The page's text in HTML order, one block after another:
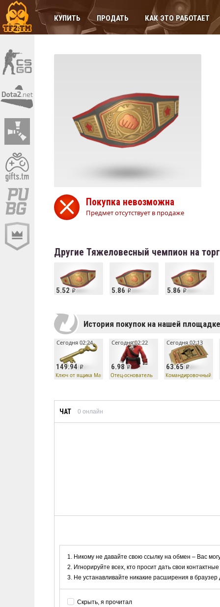
КУПИТЬ ПРОДАТЬ КАК ЭТО РАБОТАЕТ
Покупка невозможна
Предмет отсутствует в продаже
Другие Тяжеловесный чемпион на
5.52 5.86 5.86
История покупок на нашей площадке
149.94
Сегодня 02:24
Ключ от ящика Манн Ко
6.98
Сегодня 02:22
Отец-основатель
63.65
Сегодня 02:13
Командировочный
ЧАТ 0 онлайн
Никому не давайте свою ссылку на обмен – Вас
Игнорируйте всех, кто просит дать свои
Не устанавливайте никакие расширения в
Скрыть, я прочитал